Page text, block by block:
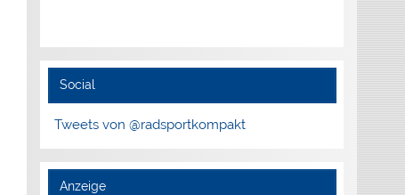
Social
Tweets von @radsportkompakt
Anzeige